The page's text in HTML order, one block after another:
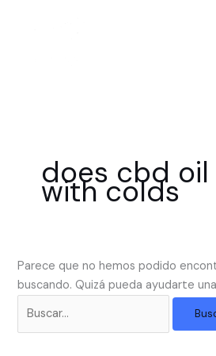
does cbd oil
with colds
Parece que no hemos podido
buscando. Quizá pueda ayudarte